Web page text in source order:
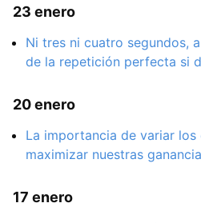
23 enero
Ni tres ni cuatro segundos,
de la repetición perfecta si
20 enero
La importancia de variar
maximizar nuestras
17 enero